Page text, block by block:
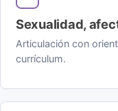
Sexualidad,
Articulación con
currículum.